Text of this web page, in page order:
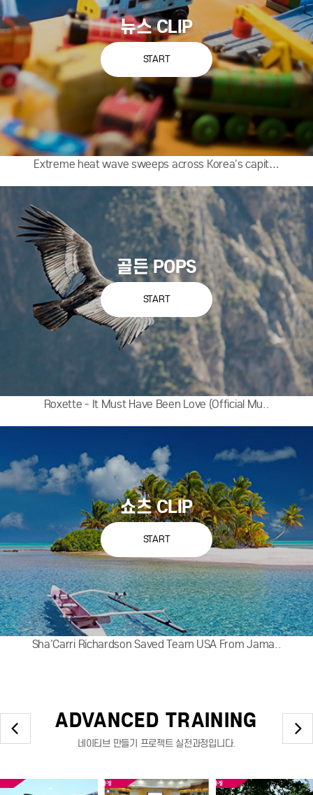
뉴스 CLIP
START
Extreme heat wave sweeps across Korea's capit…
골든 POPS
START
Roxette - It Must Have Been Love (Official Mu..
쇼츠 CLIP
START
Sha'Carri Richardson Saved Team USA From Jama..
ADVANCED TRAINING
네이티브 만들기 프로젝트 실전과정입니다.